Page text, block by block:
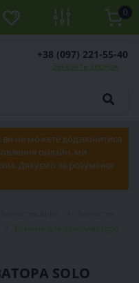
0
+38 (097) 221-55-40
Заказать звонок
не можете додзвонитися
онлайн, ми
Дякуємо за розуміння
Ремень для культиватора
SOLO